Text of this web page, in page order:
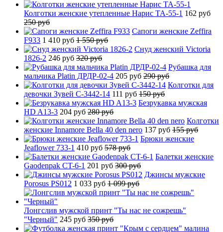
Колготки женские утепленные Нарис TA-55-1 162 руб
250 руб
Сапоги женские Zeffira
F933 1 410 руб 1 550 руб
Снуд женский Victoria
1826-2 246 руб 320 руб
Рубашка для
мальчика Platin ДРДР-02-4 205 руб 290 руб
Колготки для
девочки Зувей C-3442-14 111 руб 150 руб
Безрукавка мужская
HD A13-3 204 руб 280 руб
Колготки
женские Innamore Bella 40 den nero 137 руб 155 руб
Брюки женские
Jeaflower 733-1 410 руб 578 руб
Балетки женские
Gaodenpak CT-6-1 201 руб 300 руб
Джинсы мужские
Porosus PS012 1 033 руб 1 099 руб
Лонгслив мужской принт "Ты нас не сожрешь"
"Черный" 245 руб 350 руб